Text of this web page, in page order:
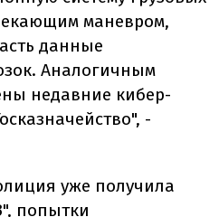
маневром,
данные
Аналогичным
недавние кибер-
-
уже получила
попытки